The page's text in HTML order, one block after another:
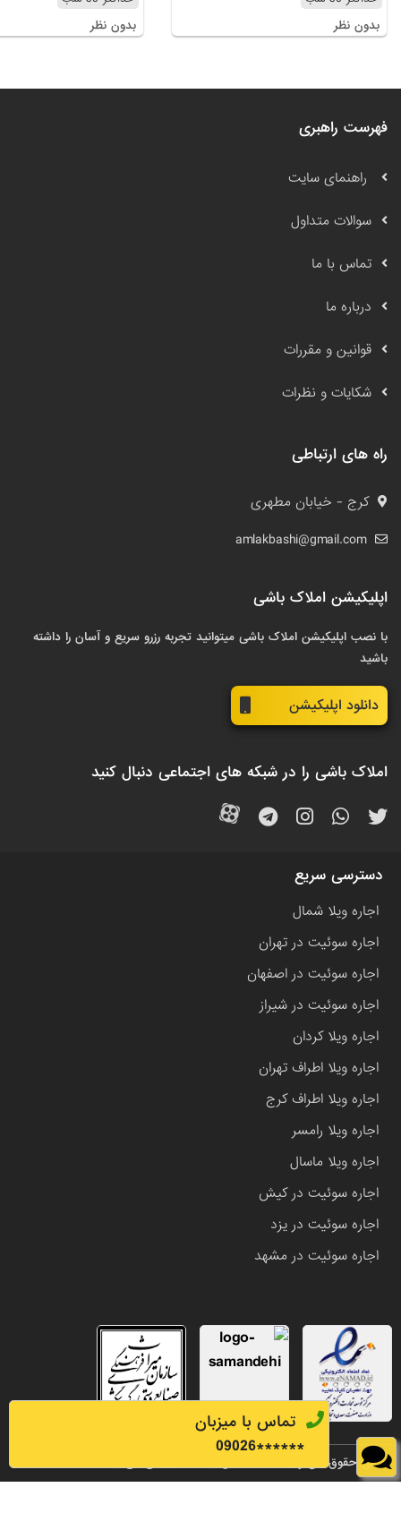
تماس با میزبان
******
09026
بدون نظر
بدون نظر
فهرست راهبری
راهنمای سایت
سوالات متداول
تماس با ما
درباره ما
قوانین و مقررات
شکایات و نظرات
راه های ارتباطی
کرج - خیابان مطهری
amlakbashi@gmail.com
اپلیکیشن املاک باشی
با نصب اپلیکیشن املاک باشی میتوانید تجربه رزرو سریع و آسان را داشته
باشید
دانلود اپلیکیشن
املاک باشی را در شبکه های اجتماعی دنبال کنید
دسترسی سریع
اجاره ویلا شمال
اجاره سوئیت در تهران
اجاره سوئیت در اصفهان
اجاره سوئیت در شیراز
اجاره ویلا کردان
اجاره ویلا اطراف تهران
اجاره ویلا اطراف کرج
اجاره ویلا رامسر
اجاره ویلا ماسال
اجاره سوئیت در کیش
اجاره سوئیت در یزد
اجاره سوئیت در مشهد
تمامی حقوق این وب سایت متعلق به املاک باشی می باشد.